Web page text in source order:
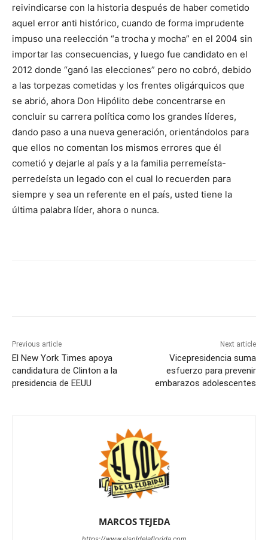
reivindicarse con la historia después de haber cometido
aquel error anti histórico, cuando de forma imprudente
impuso una reelección “a trocha y mocha” en el 2004 sin
importar las consecuencias, y luego fue candidato en el
2012 donde “ganó las elecciones” pero no cobró, debido
a las torpezas cometidas y los frentes oligárquicos que
se abrió, ahora Don Hipólito debe concentrarse en
concluir su carrera política como los grandes líderes,
dando paso a una nueva generación, orientándolos para
que ellos no comentan los mismos errores que él
cometió y dejarle al país y a la familia perremeísta-
perredeísta un legado con el cual lo recuerden para
siempre y sea un referente en el país, usted tiene la
última palabra líder, ahora o nunca.
Previous article
El New York Times apoya
candidatura de Clinton a la
presidencia de EEUU
Next article
Vicepresidencia suma
esfuerzo para prevenir
embarazos adolescentes
MARCOS TEJEDA